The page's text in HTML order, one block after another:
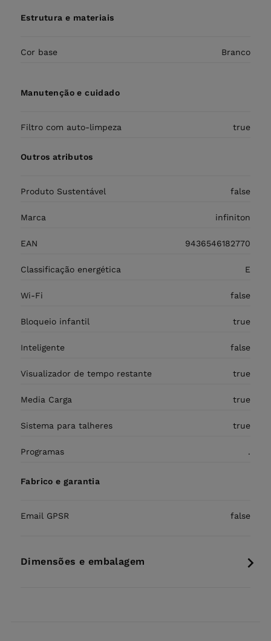
Estrutura e materiais
Cor base Branco
Manutenção e cuidado
Filtro com auto-limpeza true
Outros atributos
Produto Sustentável false
Marca infiniton
EAN 9436546182770
Classificação energética E
Wi-Fi false
Bloqueio infantil true
Inteligente false
Visualizador de tempo restante true
Media Carga true
Sistema para talheres true
Programas .
Fabrico e garantia
Email GPSR false
Dimensões e embalagem